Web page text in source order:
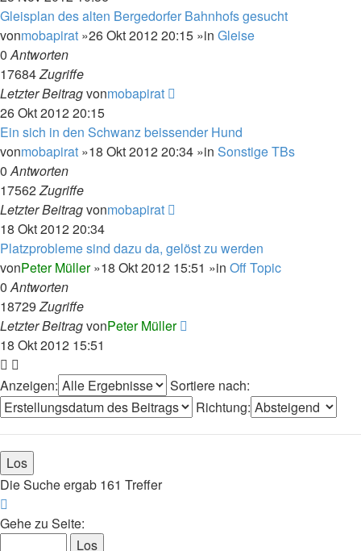
Gleisplan des alten Bergedorfer Bahnhofs gesucht
vonmobapirat »26 Okt 2012 20:15 »in Gleise
0Antworten
17684Zugriffe
Letzter Beitragvonmobapirat
26 Okt 2012 20:15
Ein sich in den Schwanz beissender Hund
vonmobapirat »18 Okt 2012 20:34 »in Sonstige TBs
0Antworten
17562Zugriffe
Letzter Beitragvonmobapirat
18 Okt 2012 20:34
Platzprobleme sind dazu da, gelöst zu werden
vonPeter Müller»18 Okt 2012 15:51 »in Off Topic
0Antworten
18729Zugriffe
Letzter BeitragvonPeter Müller
18 Okt 2012 15:51
Anzeigen:
Sortiere nach:
Richtung:
Die Suche ergab 161 Treffer
1
Gehe zu Seite: